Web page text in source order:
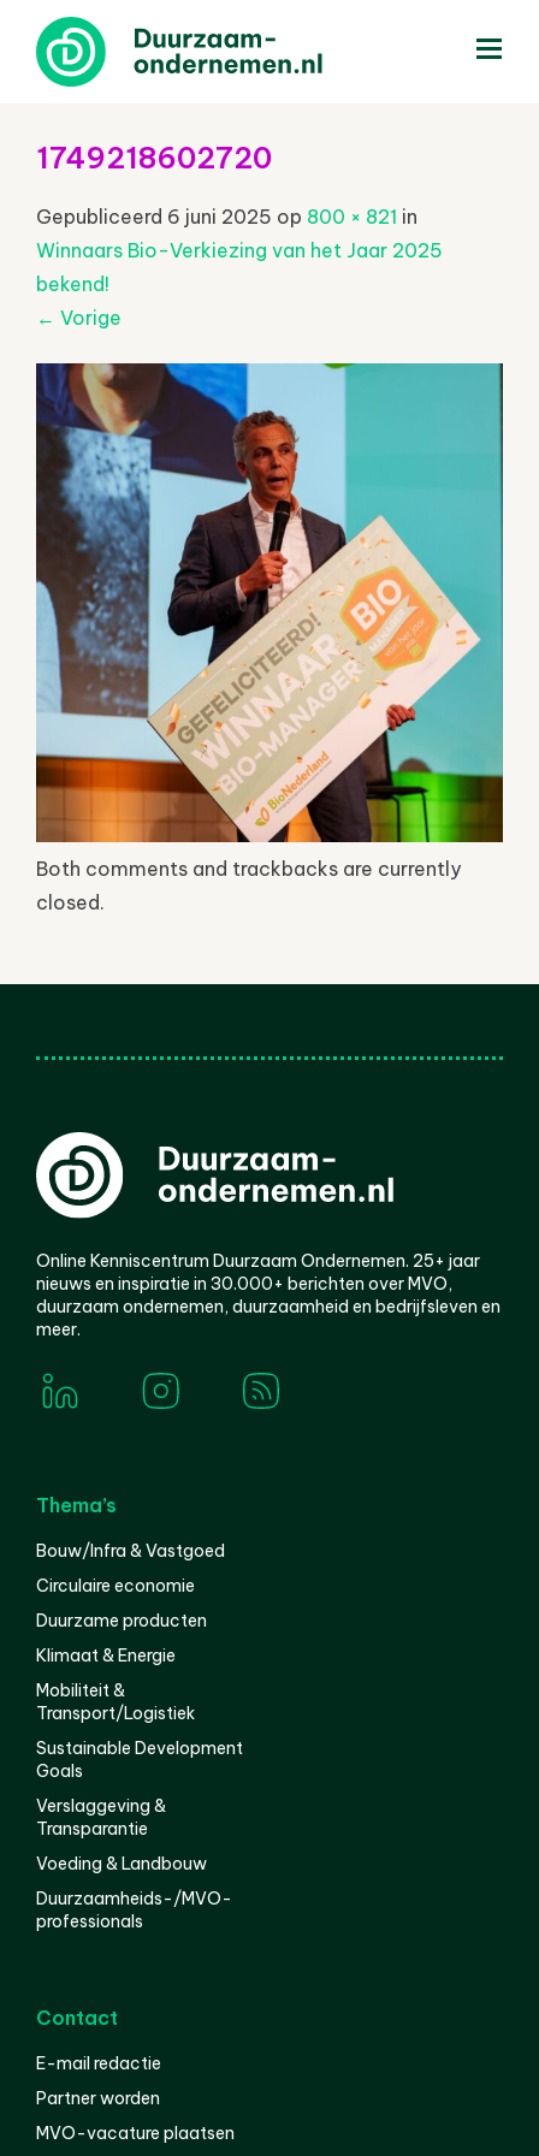
1749218602720
Gepubliceerd 6 juni 2025 op 800 × 821 in
Winnaars Bio-Verkiezing van het Jaar 2025
bekend!
← Vorige
Both comments and trackbacks are currently
closed.
Online Kenniscentrum Duurzaam Ondernemen. 25+ jaar
nieuws en inspiratie in 30.000+ berichten over MVO,
duurzaam ondernemen, duurzaamheid en bedrijfsleven en
meer.
Thema’s
Bouw/Infra & Vastgoed
Circulaire economie
Duurzame producten
Klimaat & Energie
Mobiliteit &
Transport/Logistiek
Sustainable Development
Goals
Verslaggeving &
Transparantie
Voeding & Landbouw
Duurzaamheids-/MVO-
professionals
Contact
E-mail redactie
Partner worden
MVO-vacature plaatsen